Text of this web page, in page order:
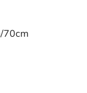
70cm